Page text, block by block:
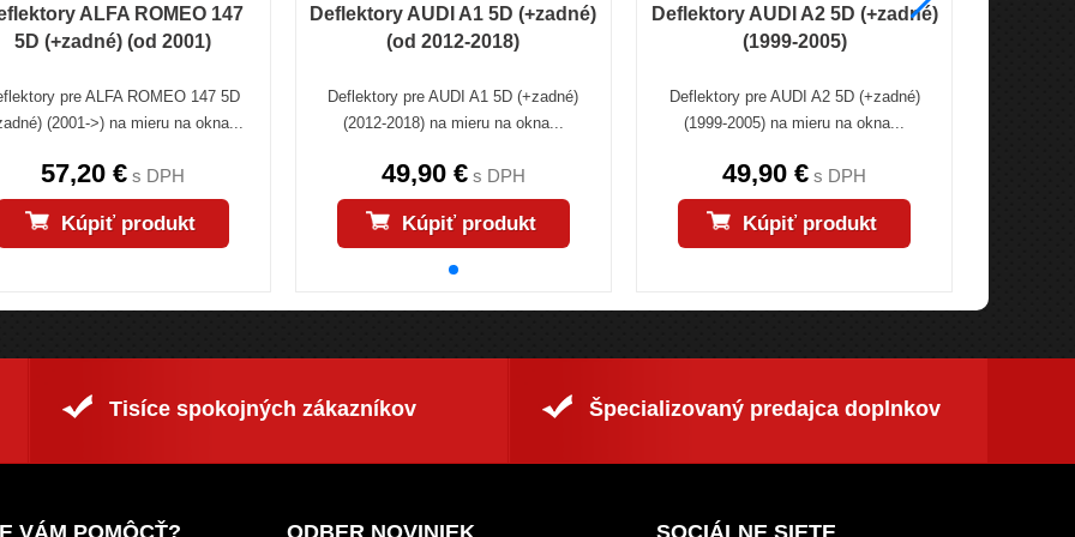
ALFA ROMEO 147
5D (+zadné) (od 2001)
pre ALFA ROMEO 147 5D
(2001->) na mieru na okna...
57,20 €s DPH
Kúpiť produkt
Deflektory AUDI A1 5D (+zadné)
(od 2012-2018)
Deflektory pre AUDI A1 5D (+zadné)
(2012-2018) na mieru na okna...
49,90 €s DPH
Kúpiť produkt
Deflektory AUDI A2 5D (+zadné)
(1999-2005)
Deflektory pre AUDI A2 5D (+zadné)
(1999-2005) na mieru na okna...
49,90 € s DPH
Kúpiť produkt
Tisíce spokojných zákazníkov Špecializovaný predajca doplnkov
VÁM POMÔCŤ? ODBER NOVINIEK SOCIÁLNE SIETE